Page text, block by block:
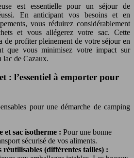
est essentielle pour un séjour de
En anticipant vos besoins et en
vous réduirez considérablement
et vous allégerez votre sac. Cette
de profiter pleinement de votre séjour en
que vous minimisez votre impact sur
lac de Cazaux.
: l’essentiel à emporter pour
pour une démarche de camping
et sac isotherme : Pour une bonne
sécurisé de vos aliments.
réutilisables (différentes tailles) :